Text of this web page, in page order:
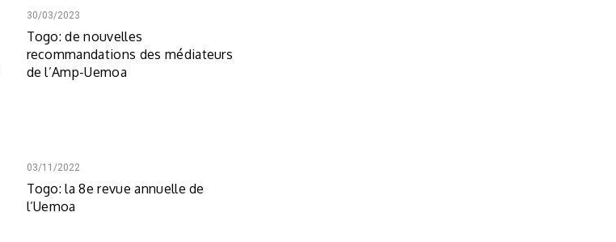
30/03/2023
Togo: de nouvelles
recommandations des médiateurs
de l’Amp-Uemoa
03/11/2022
Togo: la 8e revue annuelle de
l’Uemoa